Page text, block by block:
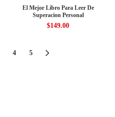
El Mejor Libro Para Leer De
Superacion Personal
$149.00
4 5